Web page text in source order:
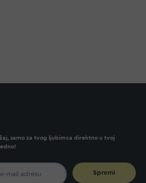
samo za tvog ljubimca direktno u tvoj
Spremi